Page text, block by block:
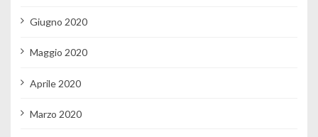
Giugno 2020
Maggio 2020
Aprile 2020
Marzo 2020